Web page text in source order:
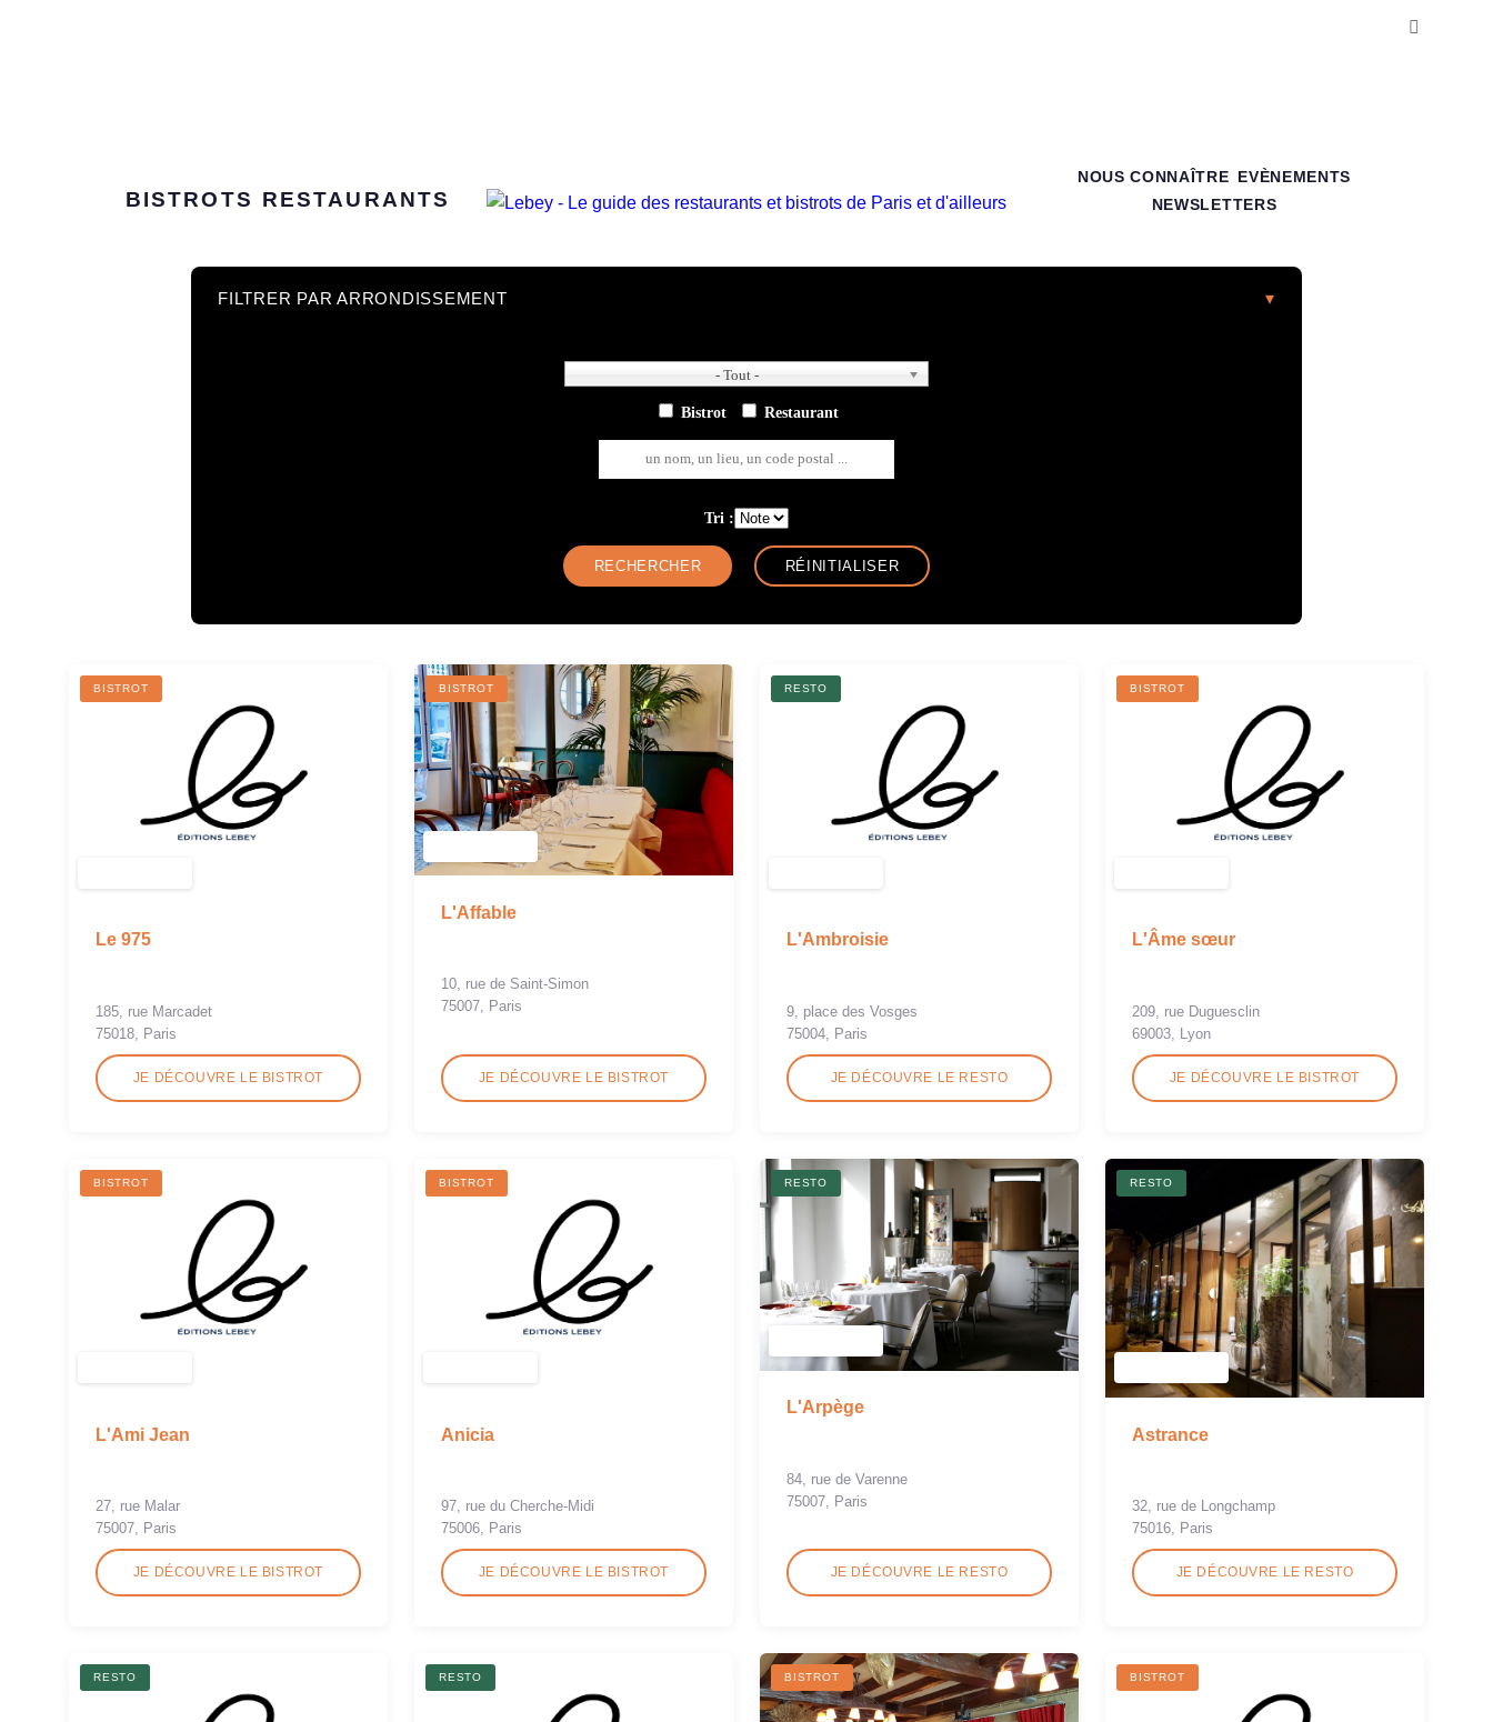
BISTROTS RESTAURANTS
NOUS CONNAÎTRE
EVÈNEMENTS
NEWSLETTERS
FILTRER PAR ARRONDISSEMENT
- Tout -
- Tout -
Bistrot Restaurant
un nom, un lieu, un code postal ...
Tri :
BISTROT
Le 975
185, rue Marcadet
75018, Paris
JE DÉCOUVRE LE BISTROT
BISTROT
L'Affable
10, rue de Saint-Simon
75007, Paris
JE DÉCOUVRE LE BISTROT
RESTO
L'Ambroisie
9, place des Vosges
75004, Paris
JE DÉCOUVRE LE RESTO
BISTROT
L'Âme sœur
209, rue Duguesclin
69003, Lyon
JE DÉCOUVRE LE BISTROT
BISTROT
L'Ami Jean
27, rue Malar
75007, Paris
JE DÉCOUVRE LE BISTROT
BISTROT
Anicia
97, rue du Cherche-Midi
75006, Paris
JE DÉCOUVRE LE BISTROT
RESTO
L'Arpège
84, rue de Varenne
75007, Paris
JE DÉCOUVRE LE RESTO
RESTO
Astrance
32, rue de Longchamp
75016, Paris
JE DÉCOUVRE LE RESTO
RESTO RESTO BISTROT BISTROT